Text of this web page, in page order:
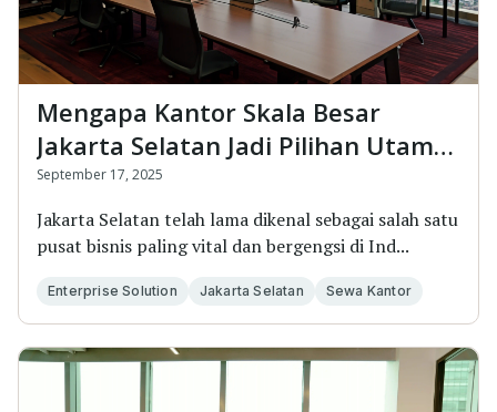
Mengapa Kantor Skala Besar
Jakarta Selatan Jadi Pilihan Utama
untuk Ekspansi Bisnis
September 17, 2025
Jakarta Selatan telah lama dikenal sebagai salah satu
pusat bisnis paling vital dan bergengsi di Ind...
Enterprise Solution Jakarta Selatan Sewa Kantor